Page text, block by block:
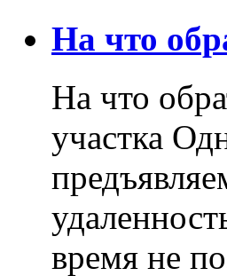
На что
На что
участка
время не